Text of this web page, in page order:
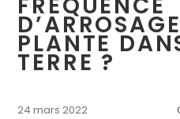
FRÉQUENCE
PLANTE
TERRE ?
24 mars 2022